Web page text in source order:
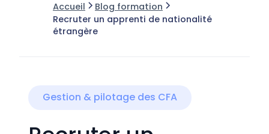
Accueil
Blog formation
Recruter un apprenti de nationalité
étrangère
Gestion & pilotage des CFA